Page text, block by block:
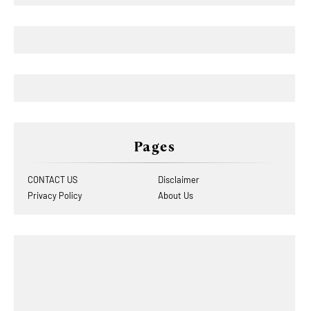
Pages
CONTACT US
Disclaimer
Privacy Policy
About Us